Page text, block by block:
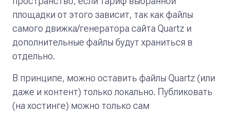
площадки от этого зависит, так как файлы
самого движка/генератора сайта Quartz и
дополнительные файлы будут храниться в
отдельно.
В принципе, можно оставить файлы Quartz (или
даже и контент) только локально. Публиковать
(на хостинге) можно только сам